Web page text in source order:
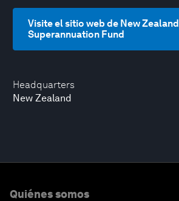
Headquarters
New Zealand
Visite el sitio web de New Zealand
Superannuation Fund
Quiénes somos